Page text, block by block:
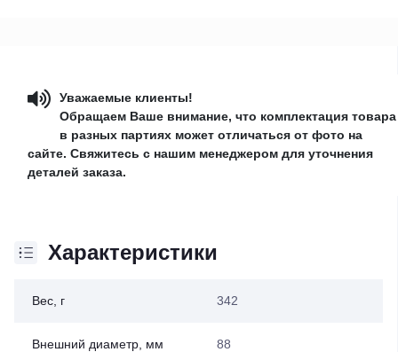
Уважаемые клиенты!
Обращаем Ваше внимание, что комплектация товара
в разных партиях может отличаться от фото на
сайте. Свяжитесь с нашим менеджером для уточнения
деталей заказа.
Характеристики
Вес, г 342
Внешний диаметр, мм 88